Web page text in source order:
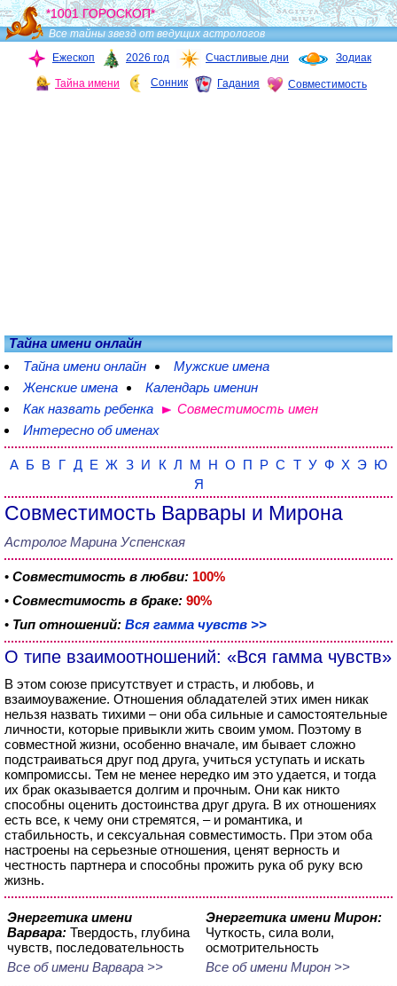
*1001 ГОРОСКОП*
Все тайны звезд от ведущих астрологов
Ежескоп
2026 год Счастливые дни Зодиак
Тайна имени Сонник Гадания Совместимость
Тайна имени онлайн
Тайна имени онлайн
Мужские имена
Женские имена
Календарь именин
Как назвать ребенка
Совместимость имен
Интересно об именах
А Б В Г Д Е Ж З И К Л М Н О П Р С Т У Ф Х Э Ю
Я
Совместимость Варвары и Мирона
Астролог Марина Успенская
• Совместимость в любви: 100%
• Совместимость в браке: 90%
• Тип отношений: Вся гамма чувств >>
О типе взаимоотношений: «Вся гамма чувств»
В этом союзе присутствует и страсть, и любовь, и
взаимоуважение. Отношения обладателей этих имен никак
нельзя назвать тихими – они оба сильные и самостоятельные
личности, которые привыкли жить своим умом. Поэтому в
совместной жизни, особенно вначале, им бывает сложно
подстраиваться друг под друга, учиться уступать и искать
компромиссы. Тем не менее нередко им это удается, и тогда
их брак оказывается долгим и прочным. Они как никто
способны оценить достоинства друг друга. В их отношениях
есть все, к чему они стремятся, – и романтика, и
стабильность, и сексуальная совместимость. При этом оба
настроены на серьезные отношения, ценят верность и
честность партнера и способны прожить рука об руку всю
жизнь.
Энергетика имени
Варвара: Твердость, глубина
чувств, последовательность
Все об имени Варвара >>
Энергетика имени Мирон:
Чуткость, сила воли,
осмотрительность
Все об имени Мирон >>